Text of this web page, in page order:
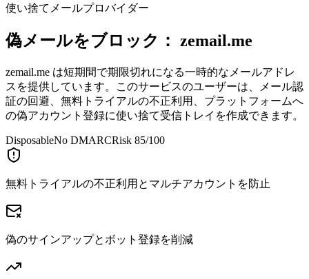
使い捨てメールプロバイダー
偽メールをブロック： zemail.me
zemail.me は短期間で期限切れになる一時的なメールアドレ
スを提供しています。このサービスのユーザーは、メール認
証の回避、無料トライアルの不正利用、プラットフォームへ
の偽アカウント登録に使い捨て受信トレイを作成できます。
DisposableNo DMARCRisk 85/100
無料トライアルの不正利用とマルチアカウントを防止
偽のサインアップとボット登録を削減